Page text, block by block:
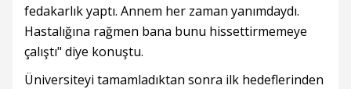
fedakarlık yaptı. Annem her zaman yanımdaydı.
Hastalığına rağmen bana bunu hissettirmemeye
çalıştı" diye konuştu.
Üniversiteyi tamamladıktan sonra ilk hedeflerinden